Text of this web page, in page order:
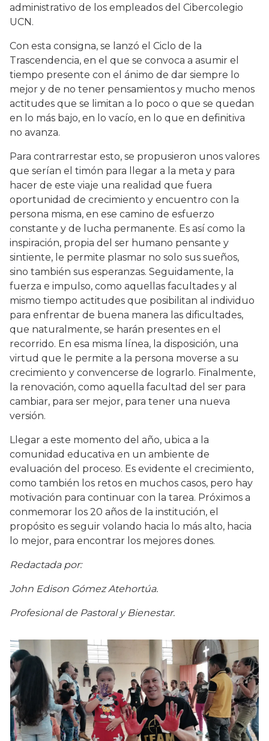
administrativo de los empleados del Cibercolegio
UCN.
Con esta consigna, se lanzó el Ciclo de la
Trascendencia, en el que se convoca a asumir el
tiempo presente con el ánimo de dar siempre lo
mejor y de no tener pensamientos y mucho menos
actitudes que se limitan a lo poco o que se quedan
en lo más bajo, en lo vacío, en lo que en definitiva
no avanza.
Para contrarrestar esto, se propusieron unos valores
que serían el timón para llegar a la meta y para
hacer de este viaje una realidad que fuera
oportunidad de crecimiento y encuentro con la
persona misma, en ese camino de esfuerzo
constante y de lucha permanente. Es así como la
inspiración, propia del ser humano pensante y
sintiente, le permite plasmar no solo sus sueños,
sino también sus esperanzas. Seguidamente, la
fuerza e impulso, como aquellas facultades y al
mismo tiempo actitudes que posibilitan al individuo
para enfrentar de buena manera las dificultades,
que naturalmente, se harán presentes en el
recorrido. En esa misma línea, la disposición, una
virtud que le permite a la persona moverse a su
crecimiento y convencerse de lograrlo. Finalmente,
la renovación, como aquella facultad del ser para
cambiar, para ser mejor, para tener una nueva
versión.
Llegar a este momento del año, ubica a la
comunidad educativa en un ambiente de
evaluación del proceso. Es evidente el crecimiento,
como también los retos en muchos casos, pero hay
motivación para continuar con la tarea. Próximos a
conmemorar los 20 años de la institución, el
propósito es seguir volando hacia lo más alto, hacia
lo mejor, para encontrar los mejores dones.
Redactada por:
John Edison Gómez Atehortúa.
Profesional de Pastoral y Bienestar.